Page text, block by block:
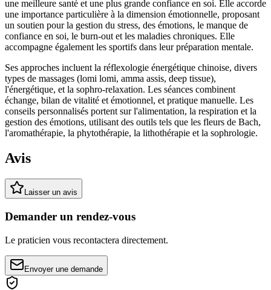
une meilleure santé et une plus grande confiance en soi. Elle accorde
une importance particulière à la dimension émotionnelle, proposant
un soutien pour la gestion du stress, des émotions, le manque de
confiance en soi, le burn-out et les maladies chroniques. Elle
accompagne également les sportifs dans leur préparation mentale.
Ses approches incluent la réflexologie énergétique chinoise, divers
types de massages (lomi lomi, amma assis, deep tissue),
l'énergétique, et la sophro-relaxation. Les séances combinent
échange, bilan de vitalité et émotionnel, et pratique manuelle. Les
conseils personnalisés portent sur l'alimentation, la respiration et la
gestion des émotions, utilisant des outils tels que les fleurs de Bach,
l'aromathérapie, la phytothérapie, la lithothérapie et la sophrologie.
Avis
Laisser un avis
Demander un rendez-vous
Le praticien vous recontactera directement.
Envoyer une demande